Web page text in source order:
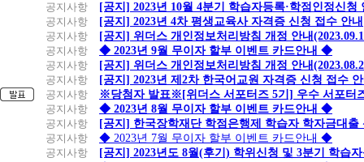
공지사항
[공지] 2023년 10월 4분기 학습자등록·학점인정신청
공지사항
[공지] 2023년 4차 평생교육사 자격증 신청 접수 안내
공지사항
[공지] 위더스 개인정보처리방침 개정 안내
공지사항
◆ 2023년 9월 무이자 할부 이벤트 카드안내 ◆
공지사항
[공지] 위더스 개인정보처리방침 개정 안내
공지사항
[공지] 2023년 제2차 한국어교원 자격증 신청 접수
공지사항
※당첨자 발표※[위더스 서포터즈 5기] 우수 서포터
공지사항
◆ 2023년 8월 무이자 할부 이벤트 카드안내 ◆
공지사항
[공지] 한국장학재단 학점은행제 학습자 학자금대출
공지사항
◆ 2023년 7월 무이자 할부 이벤트 카드안내 ◆
공지사항
[공지] 2023년도 8월(후기) 학위신청 및 3분기 학습